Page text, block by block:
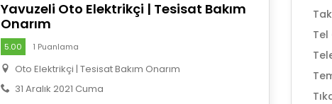
Yavuzeli Oto Elektrikçi | Tesisat Bakım
Onarım
5.00 1 Puanlama
Oto Elektrikçi | Tesisat Bakım Onarım
31 Aralık 2021 Cuma
Tel